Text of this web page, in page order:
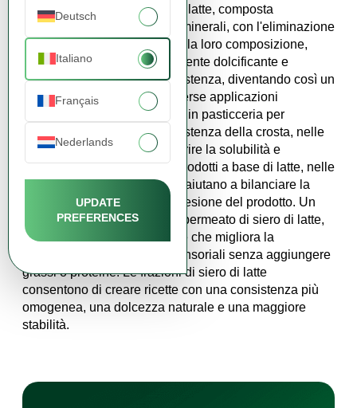
Deutsch
Italiano
Français
Nederlands
UPDATE
PREFERENCES
casearia ottenuta dal siero di latte, composta
principalmente da lattosio e minerali, con l'eliminazione
di proteine e grassi. Grazie alla loro composizione,
agiscono come un blando agente dolcificante e
possono influenzare la consistenza, diventando così un
ingrediente funzionale in diverse applicazioni
alimentari. Vengono utilizzati in pasticceria per
migliorare il colore e la consistenza della crosta, nelle
miscele istantanee - per favorire la solubilità e
trasportare gli aromi - e nei prodotti a base di latte, nelle
bevande e nei dessert, dove aiutano a bilanciare la
dolcezza e a migliorare la coesione del prodotto. Un
prodotto rappresentativo è il permeato di siero di latte,
una frazione di siero versatile che migliora la
consistenza e le proprietà sensoriali senza aggiungere
grassi o proteine. Le frazioni di siero di latte
consentono di creare ricette con una consistenza più
omogenea, una dolcezza naturale e una maggiore
stabilità.